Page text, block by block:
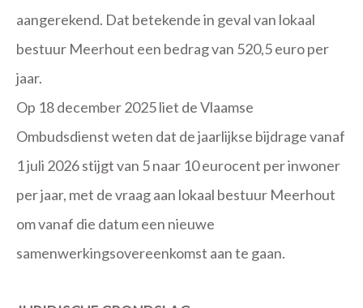
aangerekend. Dat betekende in geval van lokaal
bestuur Meerhout een bedrag van 520,5 euro per
jaar.
Op 18 december 2025 liet de Vlaamse
Ombudsdienst weten dat de jaarlijkse bijdrage vanaf
1 juli 2026 stijgt van 5 naar 10 eurocent per inwoner
per jaar, met de vraag aan lokaal bestuur Meerhout
om vanaf die datum een nieuwe
samenwerkingsovereenkomst aan te gaan.